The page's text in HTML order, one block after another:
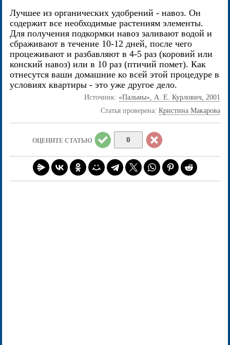
Лучшее из органических удобрений - навоз. Он
содержит все необходимые растениям элементы.
Для получения подкормки навоз заливают водой и
сбраживают в течение 10-12 дней, после чего
процеживают и разбавляют в 4-5 раз (коровий или
конский навоз) или в 10 раз (птичий помет). Как
отнесутся ваши домашние ко всей этой процедуре в
условиях квартиры - это уже другое дело.
Источник: «Пальмы», А. Е. Курлович, 2001
Статья проверена: Кристина Макарова
ОЦЕНИТЕ СТАТЬЮ 0